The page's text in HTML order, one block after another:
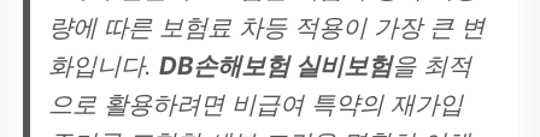
량에 따른 보험료 차등 적용이 가장 큰 변
화입니다. DB손해보험 실비보험을 최적
으로 활용하려면 비급여 특약의 재가입